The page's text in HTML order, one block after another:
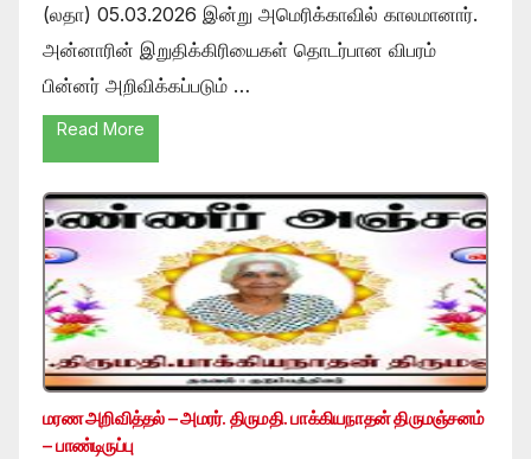
(லதா) 05.03.2026 இன்று அமெரிக்காவில் காலமானார்.
அன்னாரின் இறுதிக்கிரியைகள் தொடர்பான விபரம்
பின்னர் அறிவிக்கப்படும் …
Read More
மரண அறிவித்தல் – அமரர். திருமதி. பாக்கியநாதன் திருமஞ்சனம்
– பாண்டிருப்பு